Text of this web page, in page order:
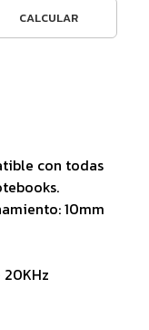
CALCULAR
con todas
10mm
20KHz